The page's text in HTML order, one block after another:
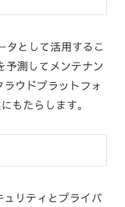
として活用するこ
予測してメンテナン
ウドプラットフォ
もたらします。
リティとプライバ